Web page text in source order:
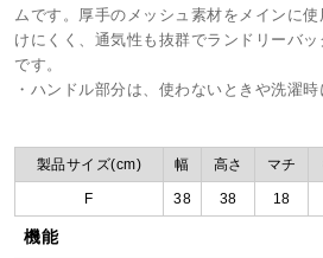
ムです。厚手のメッシュ素材をメインに
けにくく、通気性も抜群でランドリーバ
です。
・ハンドル部分は、使わないときや洗濯時
製品サイズ(cm) 幅 高さ マチ
F 38 38 18
機能